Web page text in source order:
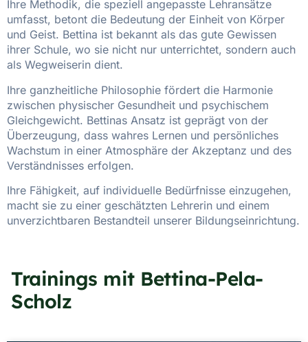
Ihre Methodik, die speziell angepasste Lehransätze
umfasst, betont die Bedeutung der Einheit von Körper
und Geist. Bettina ist bekannt als das gute Gewissen
ihrer Schule, wo sie nicht nur unterrichtet, sondern auch
als Wegweiserin dient.
Ihre ganzheitliche Philosophie fördert die Harmonie
zwischen physischer Gesundheit und psychischem
Gleichgewicht. Bettinas Ansatz ist geprägt von der
Überzeugung, dass wahres Lernen und persönliches
Wachstum in einer Atmosphäre der Akzeptanz und des
Verständnisses erfolgen.
Ihre Fähigkeit, auf individuelle Bedürfnisse einzugehen,
macht sie zu einer geschätzten Lehrerin und einem
unverzichtbaren Bestandteil unserer Bildungseinrichtung.
Trainings mit Bettina-Pela-
Scholz